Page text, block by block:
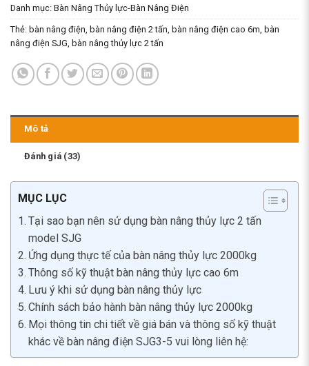
Danh mục: Bàn Nâng Thủy lực-Bàn Nâng Điện
Thẻ: bàn nâng điện bàn nâng điện 2 tấn bàn nâng điện cao 6m bàn
nâng điện SJG bàn nâng thủy lực 2 tấn
Mô tả
Đánh giá (33)
MỤC LỤC
Tại sao bạn nên sử dụng bàn nâng thủy lực 2 tấn
model SJG
Ứng dụng thực tế của bàn nâng thủy lực 2000kg
Thông số kỹ thuật bàn nâng thủy lực cao 6m
Lưu ý khi sử dụng bàn nâng thủy lực
Chính sách bảo hành bàn nâng thủy lực 2000kg
Mọi thông tin chi tiết về giá bán và thông số kỹ thuật
khác về bàn nâng điện SJG3-5 vui lòng liên hệ: